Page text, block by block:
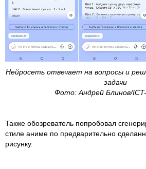
Нейросеть отвечает на вопросы и
задачи
Фото: Андрей Блинов/
Также обозреватель попробовал
стиле аниме по предварительно
рисунку.